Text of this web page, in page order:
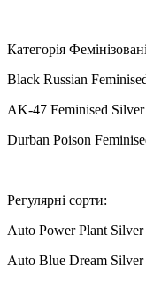
Категорія
Black Russian
AK-47 Feminised Silver
Durban Poison
Регулярні сорти:
Auto Power Plant Silver
Auto Blue Dream Silver